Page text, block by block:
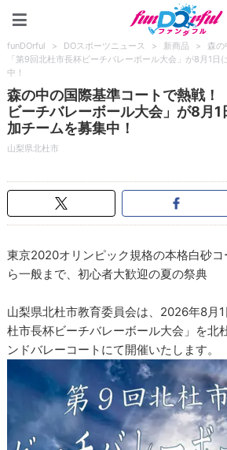
funDOrful > DOスポーツニュース > 新商品 >
森の
「第9回北杜市長杯ビーチバレーボール大会」が8月1日
中！
森の中の国際基準コートで熱戦！
ビーチバレーボール大会」が8月
加チームを募集中！
山梨県北杜市
東京2020オリンピック規格の本格白砂
ら一般まで、初心者大歓迎の夏の祭典
山梨県北杜市教育委員会は、2026年8月
杜市長杯ビーチバレーボール大会」を北
ンドバレーコートにて開催いたします。